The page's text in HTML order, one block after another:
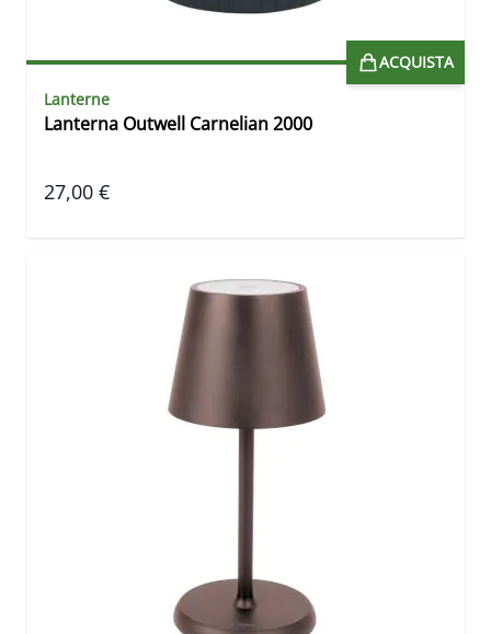
ACQUISTA
Lanterne
Lanterna Outwell Carnelian 2000
27,00 €